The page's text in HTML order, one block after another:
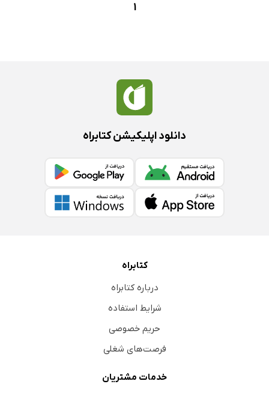
1
دانلود اپلیکیشن کتابراه
کتابراه
درباره کتابراه
شرایط استفاده
حریم خصوصی
فرصت‌های شغلی
خدمات مشتریان